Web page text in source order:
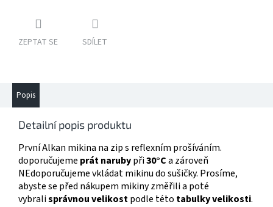
ZEPTAT SE SDÍLET
Popis
Detailní popis produktu
První Alkan mikina na zip s reflexním prošíváním.
doporučujeme prát narubypři30°Ca zároveň
NEdoporučujeme vkládat mikinu do sušičky. Prosíme,
abyste se před nákupem mikiny změřili a poté
vybralisprávnou velikostpodle této tabulky velikosti.